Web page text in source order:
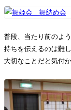
普段、当たり前のよ
持ちを伝えるのは難
大切なことだと気付